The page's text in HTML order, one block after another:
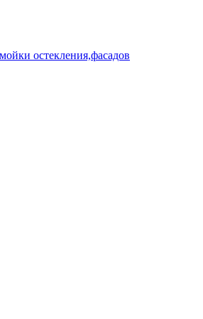
остекления,фасадов